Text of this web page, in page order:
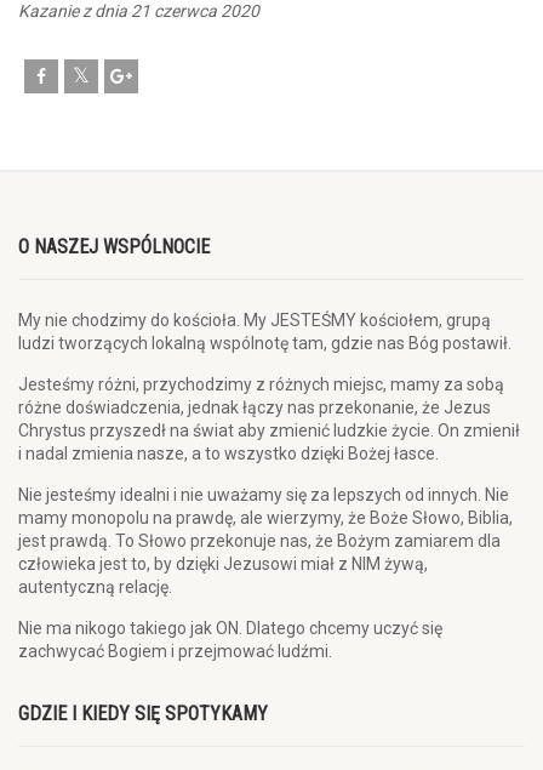
Kazanie z dnia 21 czerwca 2020
O NASZEJ WSPÓLNOCIE
My nie chodzimy do kościoła. My JESTEŚMY kościołem, grupą
ludzi tworzących lokalną wspólnotę tam, gdzie nas Bóg postawił.
Jesteśmy różni, przychodzimy z różnych miejsc, mamy za sobą
różne doświadczenia, jednak łączy nas przekonanie, że Jezus
Chrystus przyszedł na świat aby zmienić ludzkie życie. On zmienił
i nadal zmienia nasze, a to wszystko dzięki Bożej łasce.
Nie jesteśmy idealni i nie uważamy się za lepszych od innych. Nie
mamy monopolu na prawdę, ale wierzymy, że Boże Słowo, Biblia,
jest prawdą. To Słowo przekonuje nas, że Bożym zamiarem dla
człowieka jest to, by dzięki Jezusowi miał z NIM żywą,
autentyczną relację.
Nie ma nikogo takiego jak ON. Dlatego chcemy uczyć się
zachwycać Bogiem i przejmować ludźmi.
GDZIE I KIEDY SIĘ SPOTYKAMY